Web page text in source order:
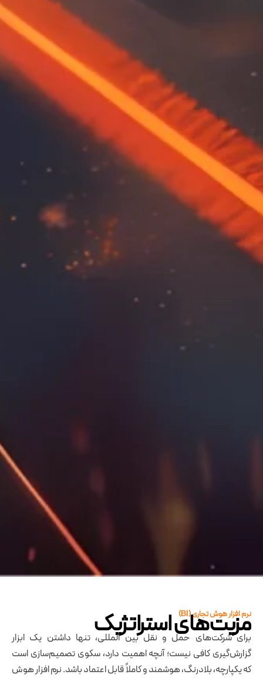
نرم ‌افزار هوش تجاری (BI)​​
مزیت‌های استراتژیک
برای شرکت‌های حمل ‌و نقل بین ‌المللی، تنها داشتن یک ابزار
گزارش‌گیری کافی نیست؛ آنچه اهمیت دارد، سکوی تصمیم‌سازی است
که یکپارچه، بلادرنگ، هوشمند و کاملاً قابل اعتماد باشد. نرم ‌افزار هوش